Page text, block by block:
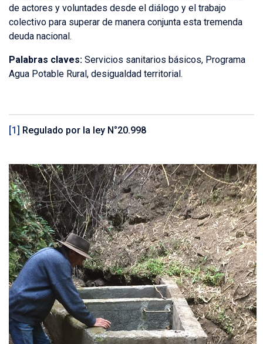
de actores y voluntades desde el diálogo y el trabajo
colectivo para superar de manera conjunta esta tremenda
deuda nacional.
Palabras claves: Servicios sanitarios básicos, Programa
Agua Potable Rural, desigualdad territorial.
[1] Regulado por la ley N°20.998